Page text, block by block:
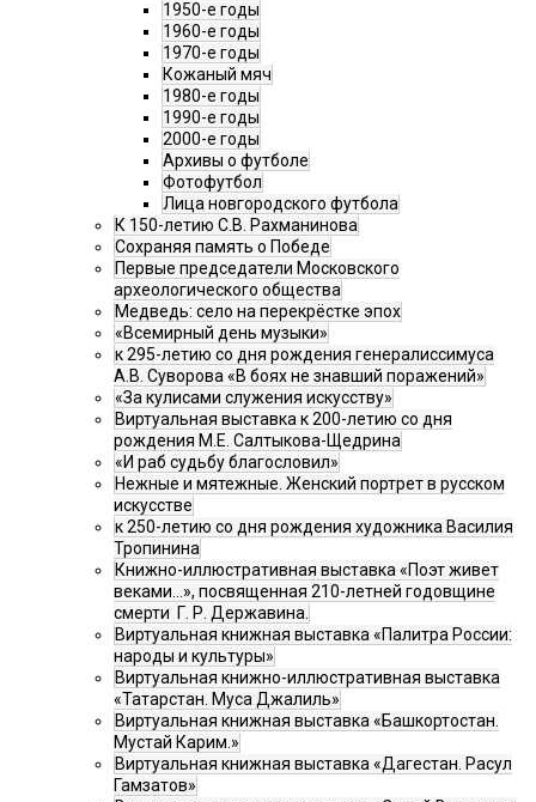
1950-е годы
1960-е годы
1970-е годы
Кожаный мяч
1980-е годы
1990-е годы
2000-е годы
Архивы о футболе
Фотофутбол
Лица новгородского футбола
К 150-летию С.В. Рахманинова
Сохраняя память о Победе
Первые председатели Московского
археологического общества
Медведь: село на перекрёстке эпох
«Всемирный день музыки»
к 295-летию со дня рождения генералиссимуса
А.В. Суворова «В боях не знавший поражений»
«За кулисами служения искусству»
Виртуальная выставка к 200-летию со дня
рождения М.Е. Салтыкова-Щедрина
«И раб судьбу благословил»
Нежные и мятежные. Женский портрет в русском
искусстве
к 250-летию со дня рождения художника Василия
Тропинина
Книжно-иллюстративная выставка «Поэт живет
веками…», посвященная 210-летней годовщине
смерти Г. Р. Державина.
Виртуальная книжная выставка «Палитра России:
народы и культуры»
Виртуальная книжно-иллюстративная выставка
«Татарстан. Муса Джалиль»
Виртуальная книжная выставка «Башкортостан.
Мустай Карим.»
Виртуальная книжная выставка «Дагестан. Расул
Гамзатов»